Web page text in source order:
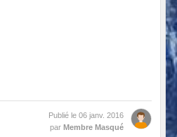
Publié le 06 janv. 2016
par Membre Masqué